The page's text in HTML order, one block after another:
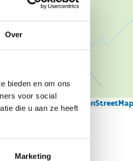
Over
bieden en om ons
voor social
die u aan ze heeft
Marketing
© Thunderforest ©